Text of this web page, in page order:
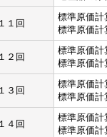
１回
標準原価計
標準原価計
２回
標準原価計
標準原価計
３回
標準原価計
標準原価計
４回
標準原価計
標準原価計